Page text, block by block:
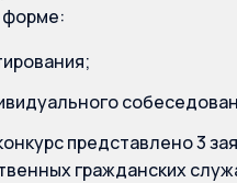
форме:
представлено 3
гражданских